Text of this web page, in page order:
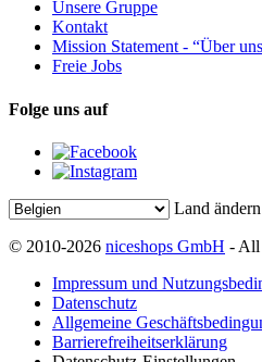
Unsere Gruppe
Kontakt
Mission Statement - “Über
Freie Jobs
Folge uns auf
Land ändern
© 2010-2026 niceshops GmbH - All
Impressum und
Datenschutz
Allgemeine
Barrierefreiheitserklärung